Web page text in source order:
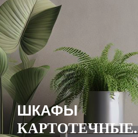
ШКАФЫ
КАРТОТЕЧНЫЕ.